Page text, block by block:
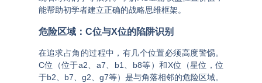
能帮助初学者建立正确的战略思维框架。
危险区域：C位与X位的陷阱识别
在追求占角的过程中，有几个位置必须高度警惕。
C位（位于a2、a7、b1、b8等）和X位（星位，位
于b2、b7、g2、g7等）是与角落相邻的危险区域。